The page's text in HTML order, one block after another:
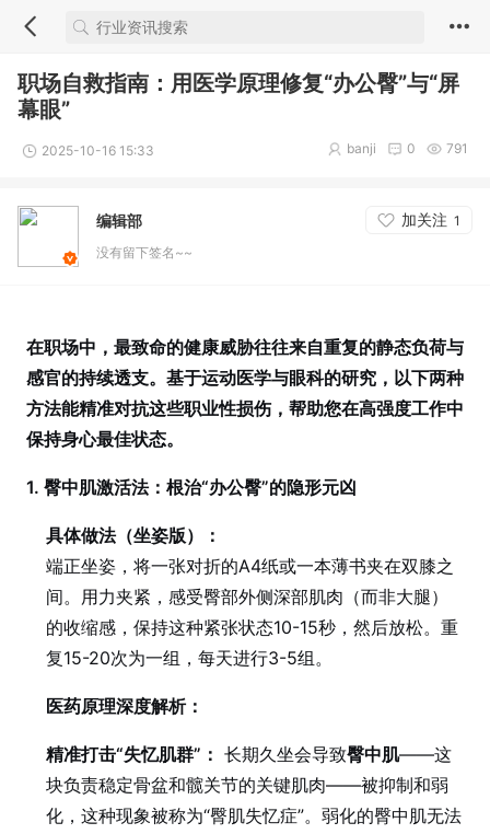
职场自救指南：用医学原理修复“办公臀”与“屏
幕眼”
2025-10-16 15:33 791
0
banji
编辑部 加关注 1
没有留下签名~~
在职场中，最致命的健康威胁往往来自重复的静态负荷与
感官的持续透支。基于运动医学与眼科的研究，以下两种
方法能精准对抗这些职业性损伤，帮助您在高强度工作中
保持身心最佳状态。
1. 臀中肌激活法：根治“办公臀”的隐形元凶
具体做法（坐姿版）：
端正坐姿，将一张对折的A4纸或一本薄书夹在双膝之
间。用力夹紧，感受臀部外侧深部肌肉（而非大腿）
的收缩感，保持这种紧张状态10-15秒，然后放松。重
复15-20次为一组，每天进行3-5组。
医药原理深度解析：
精准打击“失忆肌群”： 长期久坐会导致臀中肌——这
块负责稳定骨盆和髋关节的关键肌肉——被抑制和弱
化，这种现象被称为“臀肌失忆症”。弱化的臀中肌无法